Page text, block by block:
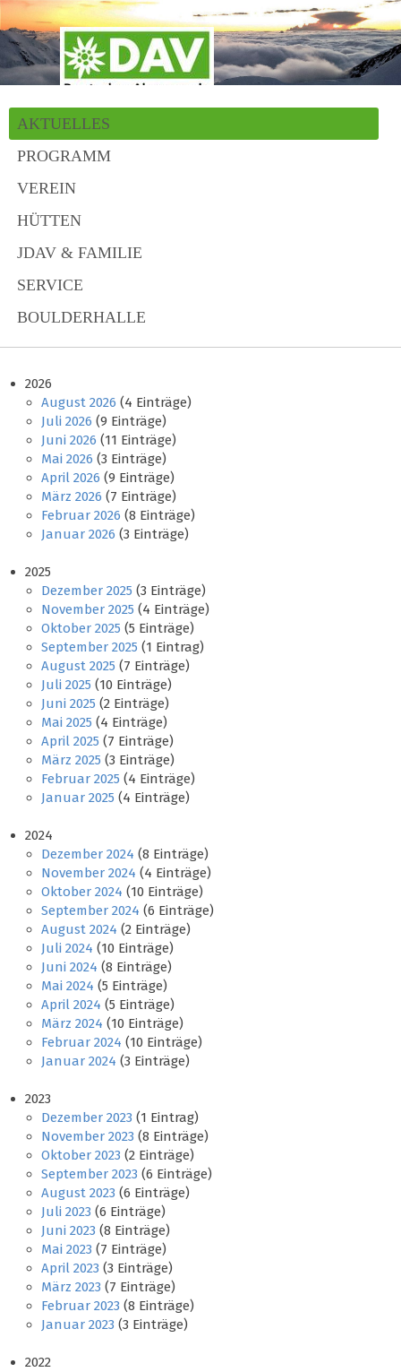
AKTUELLES
PROGRAMM
VEREIN
HÜTTEN
JDAV & FAMILIE
SERVICE
BOULDERHALLE
2026
August 2026 (4 Einträge)
Juli 2026 (9 Einträge)
Juni 2026 (11 Einträge)
Mai 2026 (3 Einträge)
April 2026 (9 Einträge)
März 2026 (7 Einträge)
Februar 2026 (8 Einträge)
Januar 2026 (3 Einträge)
2025
Dezember 2025 (3 Einträge)
November 2025 (4 Einträge)
Oktober 2025 (5 Einträge)
September 2025 (1 Eintrag)
August 2025 (7 Einträge)
Juli 2025 (10 Einträge)
Juni 2025 (2 Einträge)
Mai 2025 (4 Einträge)
April 2025 (7 Einträge)
März 2025 (3 Einträge)
Februar 2025 (4 Einträge)
Januar 2025 (4 Einträge)
2024
Dezember 2024 (8 Einträge)
November 2024 (4 Einträge)
Oktober 2024 (10 Einträge)
September 2024 (6 Einträge)
August 2024 (2 Einträge)
Juli 2024 (10 Einträge)
Juni 2024 (8 Einträge)
Mai 2024 (5 Einträge)
April 2024 (5 Einträge)
März 2024 (10 Einträge)
Februar 2024 (10 Einträge)
Januar 2024 (3 Einträge)
2023
Dezember 2023 (1 Eintrag)
November 2023 (8 Einträge)
Oktober 2023 (2 Einträge)
September 2023 (6 Einträge)
August 2023 (6 Einträge)
Juli 2023 (6 Einträge)
Juni 2023 (8 Einträge)
Mai 2023 (7 Einträge)
April 2023 (3 Einträge)
März 2023 (7 Einträge)
Februar 2023 (8 Einträge)
Januar 2023 (3 Einträge)
2022